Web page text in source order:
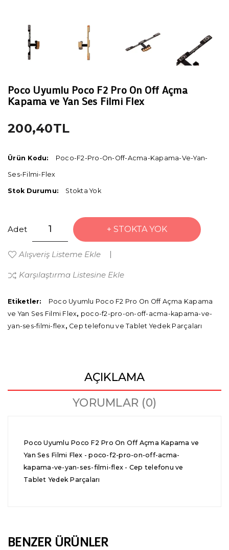
Poco Uyumlu Poco F2 Pro On Off Açma
Kapama ve Yan Ses Filmi Flex
200,40TL
Ürün Kodu: Poco-F2-Pro-On-Off-Acma-Kapama-Ve-Yan-
Ses-Filmi-Flex
Stok Durumu: Stokta Yok
Adet STOKTA YOK
Alışveriş Listeme Ekle
Karşılaştırma Listesine Ekle
Etiketler:
Poco Uyumlu Poco F2 Pro On Off Açma Kapama
ve Yan Ses Filmi Flex, poco-f2-pro-on-off-acma-kapama-ve-
yan-ses-filmi-flex , Cep telefonu ve Tablet Yedek Parçaları
AÇIKLAMA
YORUMLAR (0)
Poco Uyumlu Poco F2 Pro On Off Açma Kapama ve
Yan Ses Filmi Flex - poco-f2-pro-on-off-acma-
kapama-ve-yan-ses-filmi-flex - Cep telefonu ve
Tablet Yedek Parçaları
BENZER ÜRÜNLER